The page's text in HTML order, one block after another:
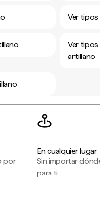
Ver tipos
Ver tipos
antillano
por
En cualquier lugar
Sin importar
para ti.